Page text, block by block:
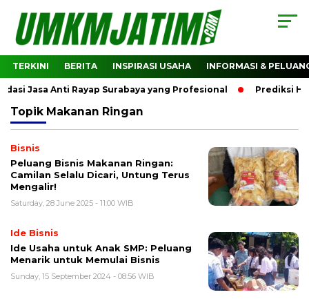
TERKINI BERITA INSPIRASI USAHA INFORMASI &
Jasa Anti Rayap Surabaya yang Profesional Prediksi
Topik Makanan Ringan
Bisnis
Peluang Bisnis Makanan Ringan:
Camilan Selalu Dicari, Untung Terus
Mengalir!
Saturday, 28 June 2025 - 11:00 WIB
Ide Bisnis
Ide Usaha untuk Anak SMP: Peluang
Menarik untuk Memulai Bisnis
Sunday, 15 September 2024 - 08:56 WIB